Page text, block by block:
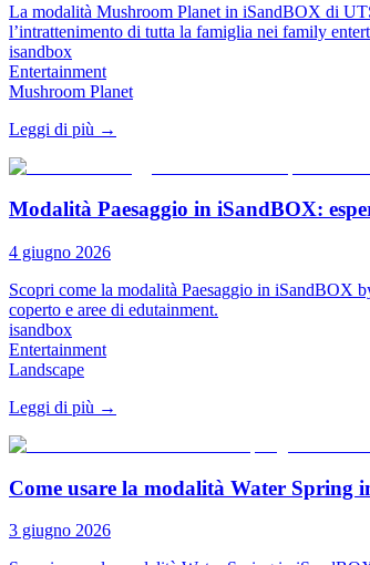
La modalità Mushroom Planet in iSandBOX di
l’intrattenimento di tutta la famiglia nei family
isandbox
Entertainment
Mushroom Planet
Leggi di più →
Modalità Paesaggio in iSandBOX:
4 giugno 2026
Scopri come la modalità Paesaggio in iSandBOX
coperto e aree di edutainment.
isandbox
Entertainment
Landscape
Leggi di più →
Come usare la modalità Water Spring
3 giugno 2026